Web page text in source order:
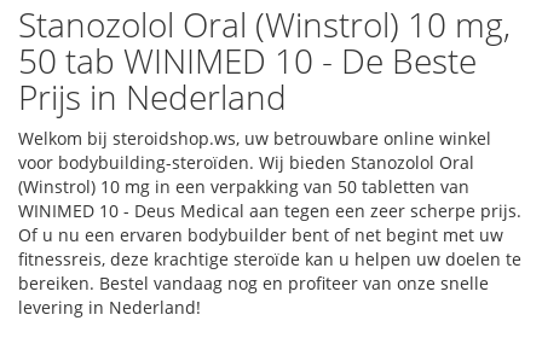
Stanozolol Oral (Winstrol) 10 mg,
50 tab WINIMED 10 - De Beste
Prijs in Nederland
Welkom bij steroidshop.ws, uw betrouwbare online winkel
voor bodybuilding-steroïden. Wij bieden Stanozolol Oral
(Winstrol) 10 mg in een verpakking van 50 tabletten van
WINIMED 10 - Deus Medical aan tegen een zeer scherpe prijs.
Of u nu een ervaren bodybuilder bent of net begint met uw
fitnessreis, deze krachtige steroïde kan u helpen uw doelen te
bereiken. Bestel vandaag nog en profiteer van onze snelle
levering in Nederland!